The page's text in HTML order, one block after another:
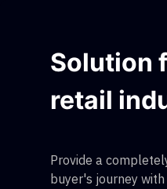
Solution
retail
Provide a
buyer's journey